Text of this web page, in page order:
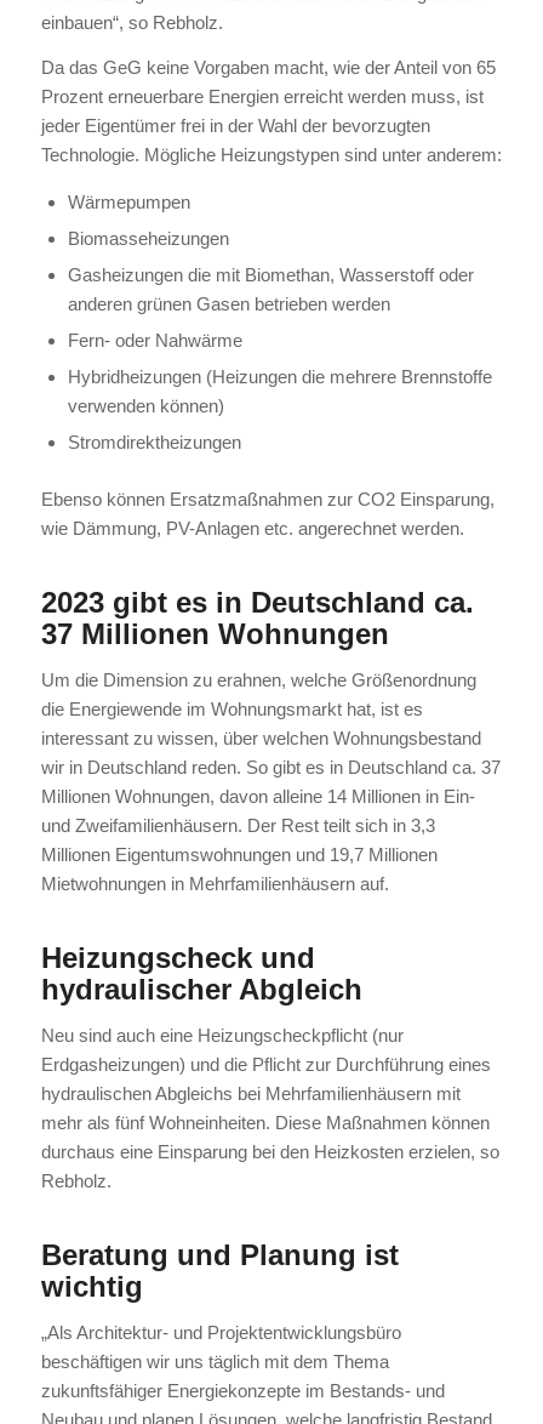
einbauen“, so Rebholz.
Da das GeG keine Vorgaben macht, wie der Anteil von 65
Prozent erneuerbare Energien erreicht werden muss, ist
jeder Eigentümer frei in der Wahl der bevorzugten
Technologie. Mögliche Heizungstypen sind unter anderem:
Wärmepumpen
Biomasseheizungen
Gasheizungen die mit Biomethan, Wasserstoff oder
anderen grünen Gasen betrieben werden
Fern- oder Nahwärme
Hybridheizungen (Heizungen die mehrere Brennstoffe
verwenden können)
Stromdirektheizungen
Ebenso können Ersatzmaßnahmen zur CO2 Einsparung,
wie Dämmung, PV-Anlagen etc. angerechnet werden.
2023 gibt es in Deutschland ca.
37 Millionen Wohnungen
Um die Dimension zu erahnen, welche Größenordnung
die Energiewende im Wohnungsmarkt hat, ist es
interessant zu wissen, über welchen Wohnungsbestand
wir in Deutschland reden. So gibt es in Deutschland ca. 37
Millionen Wohnungen, davon alleine 14 Millionen in Ein-
und Zweifamilienhäusern. Der Rest teilt sich in 3,3
Millionen Eigentumswohnungen und 19,7 Millionen
Mietwohnungen in Mehrfamilienhäusern auf.
Heizungscheck und
hydraulischer Abgleich
Neu sind auch eine Heizungscheckpflicht (nur
Erdgasheizungen) und die Pflicht zur Durchführung eines
hydraulischen Abgleichs bei Mehrfamilienhäusern mit
mehr als fünf Wohneinheiten. Diese Maßnahmen können
durchaus eine Einsparung bei den Heizkosten erzielen, so
Rebholz.
Beratung und Planung ist
wichtig
„Als Architektur- und Projektentwicklungsbüro
beschäftigen wir uns täglich mit dem Thema
zukunftsfähiger Energiekonzepte im Bestands- und
Neubau und planen Lösungen, welche langfristig Bestand